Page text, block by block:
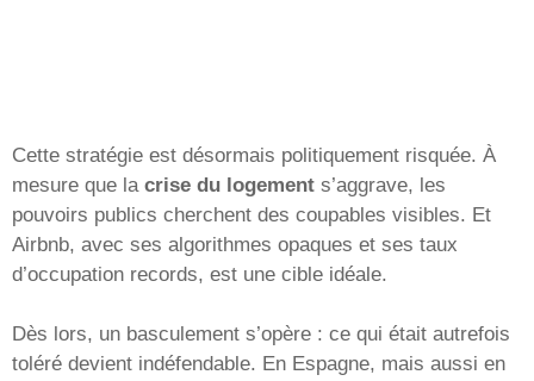
Cette stratégie est désormais politiquement risquée. À
mesure que la crise du logement s’aggrave, les
pouvoirs publics cherchent des coupables visibles. Et
Airbnb, avec ses algorithmes opaques et ses taux
d’occupation records, est une cible idéale.
Dès lors, un basculement s’opère : ce qui était autrefois
toléré devient indéfendable. En Espagne, mais aussi en